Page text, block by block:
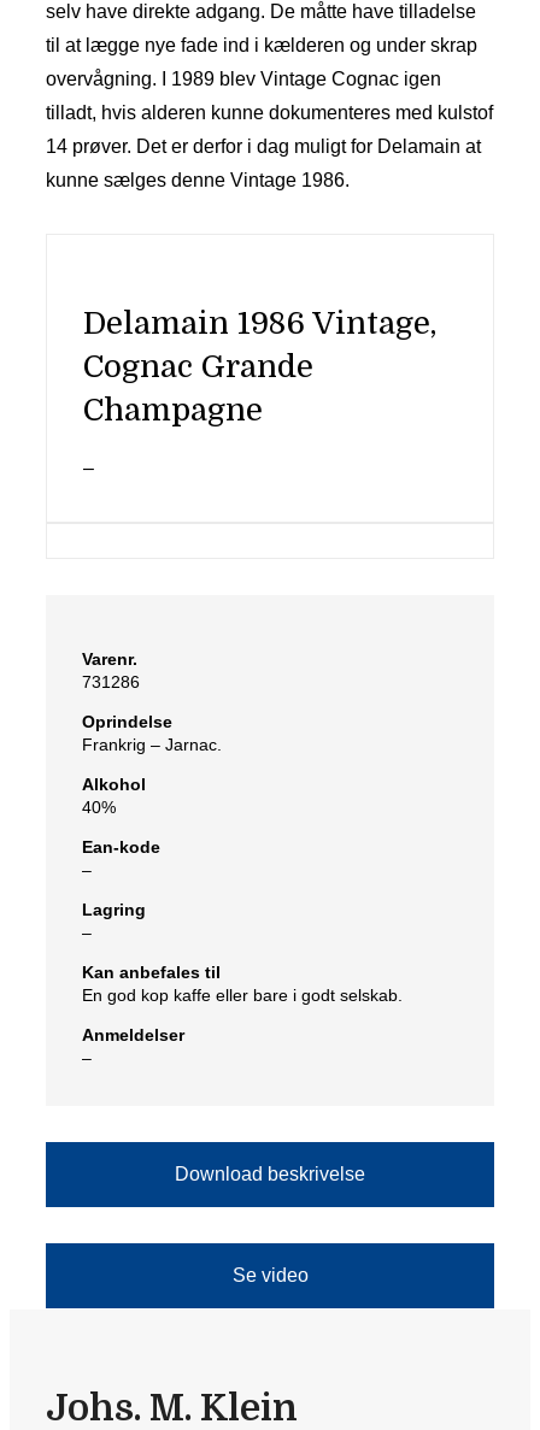
selv have direkte adgang. De måtte have tilladelse
til at lægge nye fade ind i kælderen og under skrap
overvågning. I 1989 blev Vintage Cognac igen
tilladt, hvis alderen kunne dokumenteres med kulstof
14 prøver. Det er derfor i dag muligt for Delamain at
kunne sælges denne Vintage 1986.
Delamain 1986 Vintage,
Cognac Grande
Champagne
–
Varenr.
731286
Oprindelse
Frankrig – Jarnac.
Alkohol
40%
Ean-kode
–
Lagring
–
Kan anbefales til
En god kop kaffe eller bare i godt selskab.
Anmeldelser
–
Download beskrivelse
Se video
Johs. M. Klein